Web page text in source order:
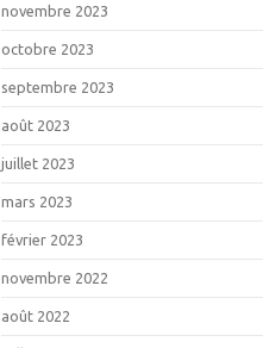
novembre 2023
octobre 2023
septembre 2023
août 2023
juillet 2023
mars 2023
février 2023
novembre 2022
août 2022